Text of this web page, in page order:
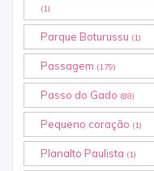
(1)
Parque Boturussu (1)
Passagem (179)
Passo do Gado (88)
Pequeno coração (1)
Planalto Paulista (1)